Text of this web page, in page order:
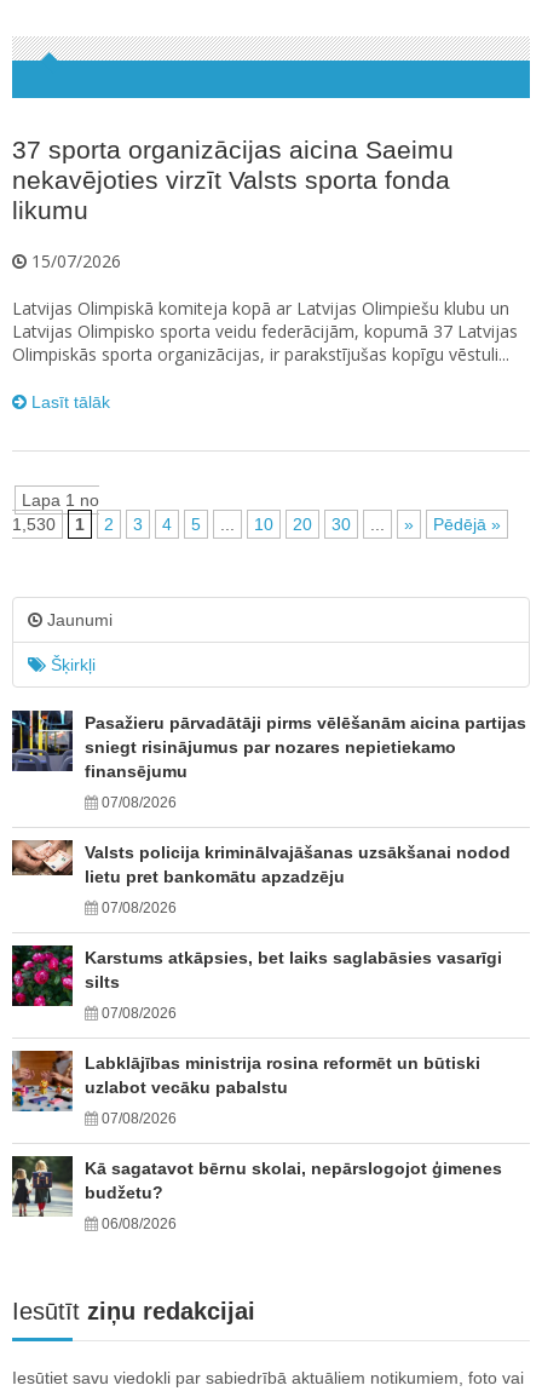
37 sporta organizācijas aicina Saeimu
nekavējoties virzīt Valsts sporta fonda
likumu
15/07/2026
Latvijas Olimpiskā komiteja kopā ar Latvijas Olimpiešu klubu un
Latvijas Olimpisko sporta veidu federācijām, kopumā 37 Latvijas
Olimpiskās sporta organizācijas, ir parakstījušas kopīgu vēstuli...
Lasīt tālāk
Lapa 1 no
1,530
1 2 3 4 5 10 20 30 » Pēdējā »
Jaunumi
Šķirkļi
Pasažieru pārvadātāji pirms vēlēšanām aicina partijas
sniegt risinājumus par nozares nepietiekamo
finansējumu
07/08/2026
Valsts policija kriminālvajāšanas uzsākšanai nodod
lietu pret bankomātu apzadzēju
07/08/2026
Karstums atkāpsies, bet laiks saglabāsies vasarīgi
silts
07/08/2026
Labklājības ministrija rosina reformēt un būtiski
uzlabot vecāku pabalstu
07/08/2026
Kā sagatavot bērnu skolai, nepārslogojot ģimenes
budžetu?
06/08/2026
Iesūtīt ziņu redakcijai
Iesūtiet savu viedokli par sabiedrībā aktuāliem notikumiem, foto vai